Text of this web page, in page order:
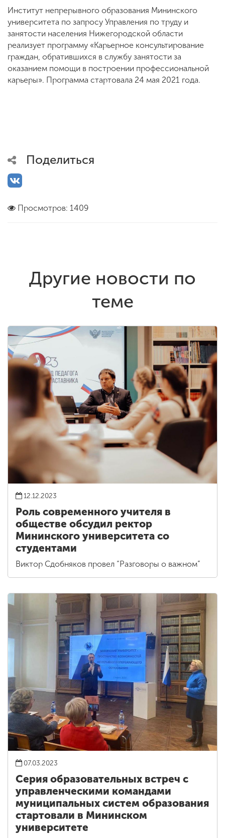
Институт непрерывного образования Мининского
университета по запросу Управления по труду и
занятости населения Нижегородской области
реализует программу «Карьерное консультирование
граждан, обратившихся в службу занятости за
оказанием помощи в построении профессиональной
карьеры». Программа стартовала 24 мая 2021 года.
Поделиться
Просмотров: 1409
Другие новости по
теме
12.12.2023
Роль современного учителя в
обществе обсудил ректор
Мининского университета со
студентами
Виктор Сдобняков провел “Разговоры о важном”
07.03.2023
Серия образовательных встреч с
управленческими командами
муниципальных систем образования
стартовали в Мининском
университете